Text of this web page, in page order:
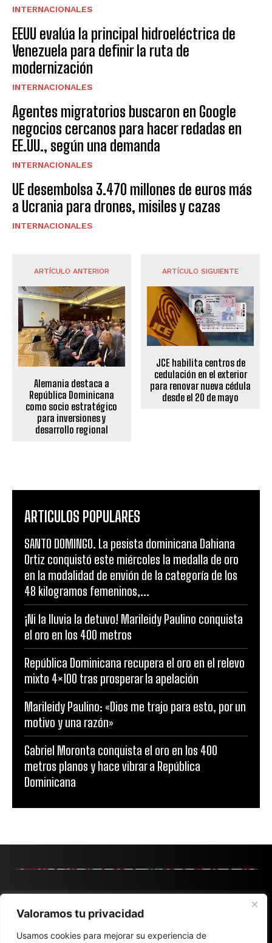
Valoramos tu privacidad
Usamos cookies para mejorar su experiencia de
INTERNACIONALES
EEUU evalúa la principal hidroeléctrica de
Venezuela para definir la ruta de
modernización
INTERNACIONALES
Agentes migratorios buscaron en Google
negocios cercanos para hacer redadas en
EE.UU., según una demanda
INTERNACIONALES
UE desembolsa 3.470 millones de euros más
a Ucrania para drones, misiles y cazas
INTERNACIONALES
ARTÍCULO ANTERIOR
Alemania destaca a
República Dominicana
como socio estratégico
para inversiones y
desarrollo regional
ARTÍCULO SIGUIENTE
JCE habilita centros de
cedulación en el exterior
para renovar nueva cédula
desde el 20 de mayo
ARTICULOS POPULARES
SANTO DOMINGO. La pesista dominicana Dahiana
Ortiz conquistó este miércoles la medalla de oro
en la modalidad de envión de la categoría de los
48 kilogramos femeninos,...
¡Ni la lluvia la detuvo! Marileidy Paulino conquista
el oro en los 400 metros
República Dominicana recupera el oro en el relevo
mixto 4×100 tras prosperar la apelación
Marileidy Paulino: «Dios me trajo para esto, por un
motivo y una razón»
Gabriel Moronta conquista el oro en los 400
metros planos y hace vibrar a República
Dominicana